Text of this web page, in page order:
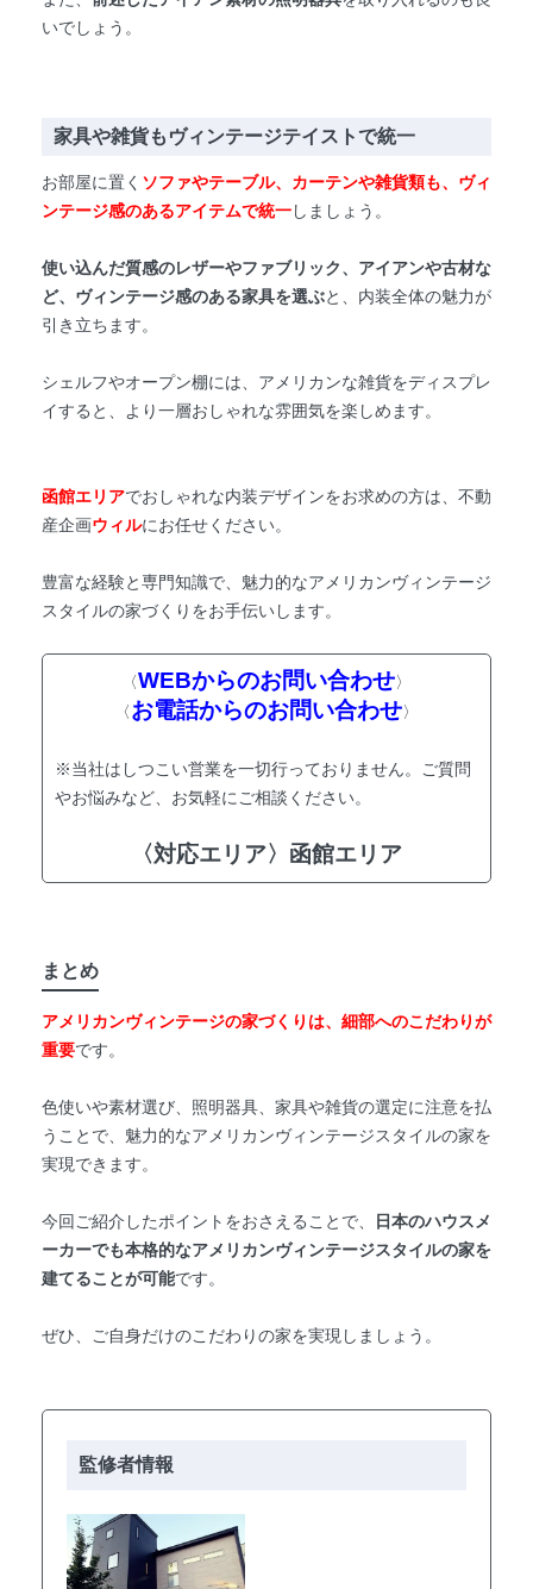
いでしょう。
家具や雑貨もヴィンテージテイストで統一
お部屋に置く ソファやテーブル、カーテンや雑貨類も、ヴィ
ンテージ感のあるアイテムで統一しましょう。
使い込んだ質感のレザーやファブリック、アイアンや古材な
ど、ヴィンテージ感のある家具を選ぶと、内装全体の魅力が
引き立ちます。
シェルフやオープン棚には、アメリカンな雑貨をディスプレ
イすると、より一層おしゃれな雰囲気を楽しめます。
函館エリアでおしゃれな内装デザインをお求めの方は、不動
産企画ウィルにお任せください。
豊富な経験と専門知識で、魅力的なアメリカンヴィンテージ
スタイルの家づくりをお手伝いします。
〈WEBからのお問い合わせ〉
〈お電話からのお問い合わせ〉
※当社はしつこい営業を一切行っておりません。ご質問
やお悩みなど、お気軽にご相談ください。
〈対応エリア〉函館エリア
まとめ
アメリカンヴィンテージの家づくりは、細部へのこだわりが
重要です。
色使いや素材選び、照明器具、家具や雑貨の選定に注意を払
うことで、魅力的なアメリカンヴィンテージスタイルの家を
実現できます。
今回ご紹介したポイントをおさえることで、
日本のハウスメ
ーカーでも本格的なアメリカンヴィンテージスタイルの家を
建てることが可能です。
ぜひ、ご自身だけのこだわりの家を実現しましょう。
監修者情報